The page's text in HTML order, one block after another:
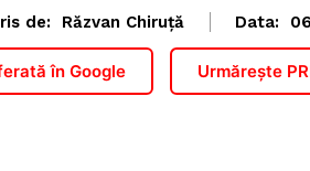
de: Răzvan Chiruță Data:
în Google Urmărește